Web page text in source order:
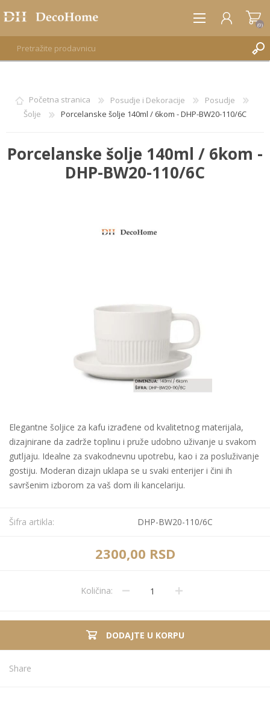
REGISTRUJTE SE
PRIJAVA
(0)
Početna stranica Posudje i Dekoracije
Posudje
Šolje
Porcelanske šolje 140ml / 6kom - DHP-BW20-110/6C
Porcelanske šolje 140ml / 6kom -
DHP-BW20-110/6C
Elegantne šoljice za kafu izrađene od kvalitetnog materijala,
dizajnirane da zadrže toplinu i pruže udobno uživanje u svakom
gutljaju. Idealne za svakodnevnu upotrebu, kao i za posluživanje
gostiju. Moderan dizajn uklapa se u svaki enterijer i čini ih
savršenim izborom za vaš dom ili kancelariju.
Šifra artikla: DHP-BW20-110/6C
2300,00 RSD
Količina:
DODAJTE U KORPU
Share